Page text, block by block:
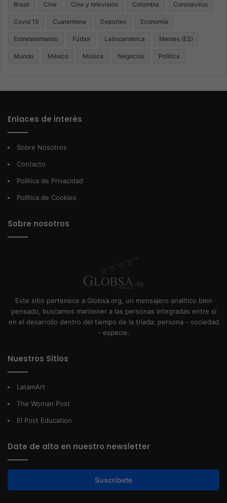
Brasil Cine Cine y televisión Colombia Coronavirus
Covid 19 Cuarentena Deportes Economía
Entretenimiento Fútbol Latinoamérica Memes (ES)
Mundo México Música Negocios Politica
Enlaces de interés
Sobre Nosotros
Contacto
Política de Privacidad
Política de Cookies
Sobre nosotros
Este sitio pertenece a Globsa.org, un mensajero analítico bien
pensado, buscamos mantener a las personas integradas entre sí
en el desarrollo dentro del tiempo de la tríada: persona - sociedad
- especie.
Nuestros Sitios
LatamArt
The Woman Post
El Post Education
Date de alta en nuestro newsletter
Suscríbete